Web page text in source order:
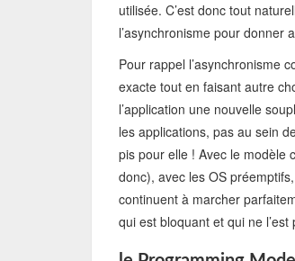
utilisée. C’est donc tout
l’asynchronisme pour donner
Pour rappel l’asynchronisme
exacte tout en faisant autre
l’application une nouvelle
les applications, pas au sein
pis pour elle ! Avec le modèle
donc), avec les OS
continuent à marcher
qui est bloquant et qui ne